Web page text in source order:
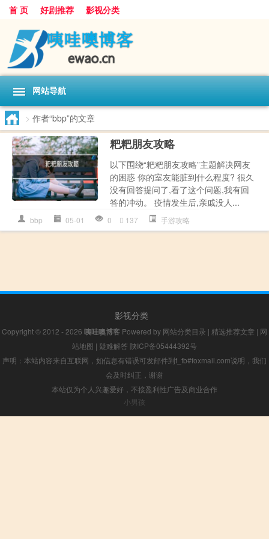
首 页 好剧推荐 影视分类
网站导航
> 作者“bbp”的文章
粑粑朋友攻略
以下围绕“粑粑朋友攻略”主题解决网友
的困惑 你的室友能脏到什么程度? 很久
没有回答提问了,看了这个问题,我有回
答的冲动。 疫情发生后,亲戚没人...
bbp 05-01 0 137 手游攻略
影视分类
Copyright © 2012 - 2026 咦哇噢博客 Powered by 网站分类目录 | 精选推荐文章 | 网
站地图 | 疑难解答 陕ICP备05444392号
声明：本站内容来自互联网，如信息有错误可发邮件到f_fb#foxmail.com说明，我们
会及时纠正，谢谢
本站仅为个人兴趣爱好，不接盈利性广告及商业合作
小男孩